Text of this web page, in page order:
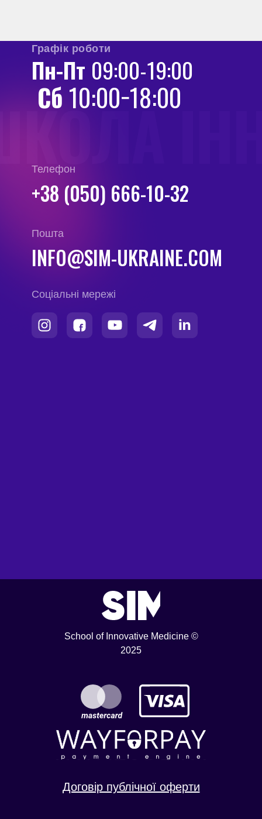
Телефон
+38 (050) 666-10-32
Пошта
INFO@SIM-UKRAINE.COM
Соціальні мережі
Пн-Пт 09:00-19:00
Сб 10:00−18:00
Графік роботи
School of Innovative Medicine ©
2025
Договір публічної оферти